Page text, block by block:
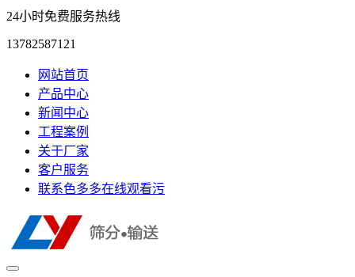
24小时免费服务热线
13782587121
网站首页
产品中心
新闻中心
工程案例
关于厂家
客户服务
联系色多多在线观看污